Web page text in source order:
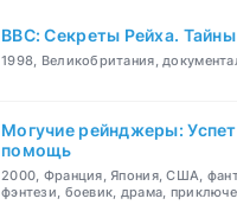
BBC: Секреты Рейха.
1998, Великобритания,
Могучие рейнджеры:
помощь
2000, Франция, Япония, США,
фэнтези, боевик, драма,